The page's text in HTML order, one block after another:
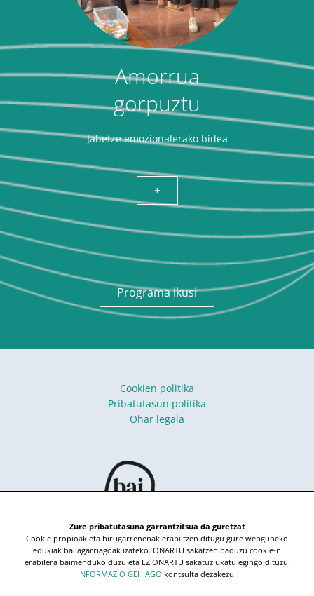
Amorrua
gorpuztu
Jabetze emozionalerako bidea
+
Programa ikusi
Cookien politika
Pribatutasun politika
Ohar legala
Zure pribatutasuna garrantzitsua da guretzat
Cookie propioak eta hirugarrenenak erabiltzen ditugu gure webguneko
edukiak baliagarriagoak izateko. ONARTU sakatzen baduzu cookie-n
erabilera baimenduko duzu eta EZ ONARTU sakatuz ukatu egingo dituzu.
INFORMAZIO GEHIAGO kontsulta dezakezu.